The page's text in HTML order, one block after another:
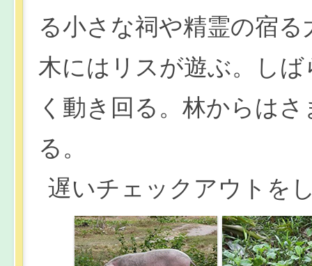
る小さな祠や精霊の宿
木にはリスが遊ぶ。し
く動き回る。林からは
る。
遅いチェックアウトを